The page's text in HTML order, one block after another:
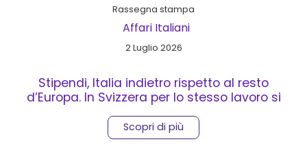
Rassegna stampa
Affari Italiani
2 Luglio 2026
Stipendi, Italia indietro rispetto al resto
d’Europa. In Svizzera per lo stesso lavoro si
Scopri di più